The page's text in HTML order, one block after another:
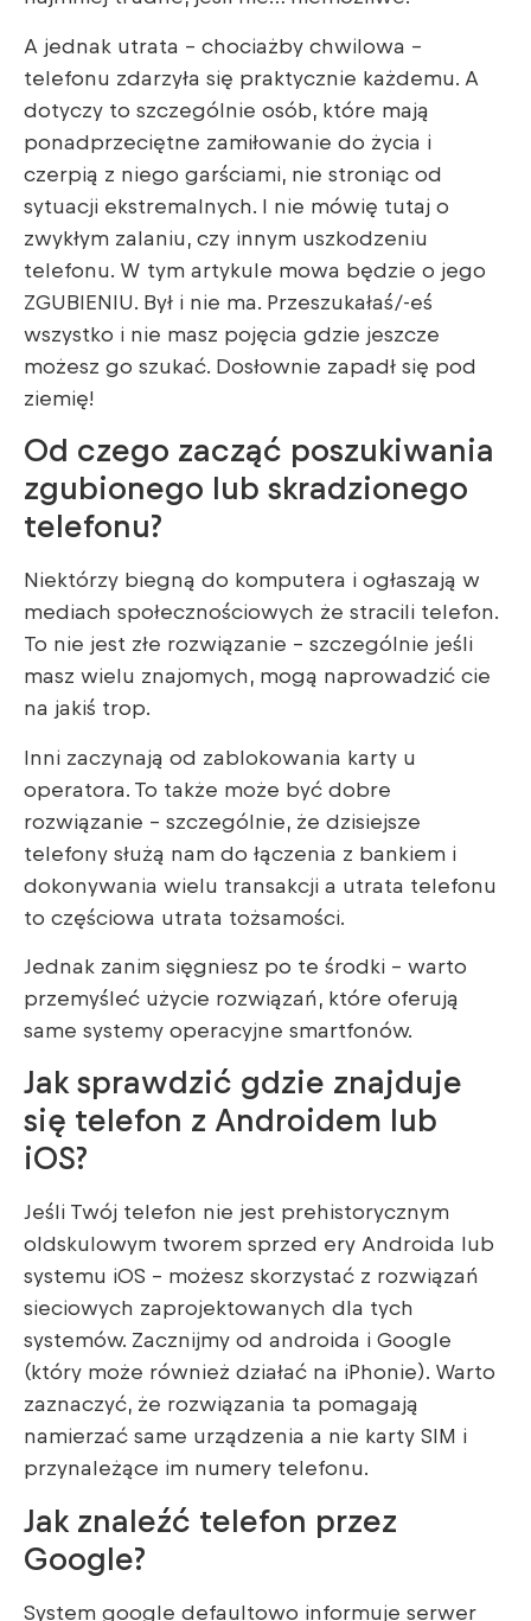
A jednak utrata – chociażby chwilowa –
telefonu zdarzyła się praktycznie każdemu. A
dotyczy to szczególnie osób, które mają
ponadprzeciętne zamiłowanie do życia i
czerpią z niego garściami, nie stroniąc od
sytuacji ekstremalnych. I nie mówię tutaj o
zwykłym zalaniu, czy innym uszkodzeniu
telefonu. W tym artykule mowa będzie o jego
ZGUBIENIU. Był i nie ma. Przeszukałaś/-eś
wszystko i nie masz pojęcia gdzie jeszcze
możesz go szukać. Dosłownie zapadł się pod
ziemię!
Od czego zacząć poszukiwania
zgubionego lub skradzionego
telefonu?
Niektórzy biegną do komputera i ogłaszają w
mediach społecznościowych że stracili telefon.
To nie jest złe rozwiązanie – szczególnie jeśli
masz wielu znajomych, mogą naprowadzić cie
na jakiś trop.
Inni zaczynają od zablokowania karty u
operatora. To także może być dobre
rozwiązanie – szczególnie, że dzisiejsze
telefony służą nam do łączenia z bankiem i
dokonywania wielu transakcji a utrata telefonu
to częściowa utrata tożsamości.
Jednak zanim sięgniesz po te środki – warto
przemyśleć użycie rozwiązań, które oferują
same systemy operacyjne smartfonów.
Jak sprawdzić gdzie znajduje
się telefon z Androidem lub
iOS?
Jeśli Twój telefon nie jest prehistorycznym
oldskulowym tworem sprzed ery Androida lub
systemu iOS – możesz skorzystać z rozwiązań
sieciowych zaprojektowanych dla tych
systemów. Zacznijmy od androida i Google
(który może również działać na iPhonie). Warto
zaznaczyć, że rozwiązania ta pomagają
namierzać same urządzenia a nie karty SIM i
przynależące im numery telefonu.
Jak znaleźć telefon przez
Google?
System google defaultowo informuje serwer